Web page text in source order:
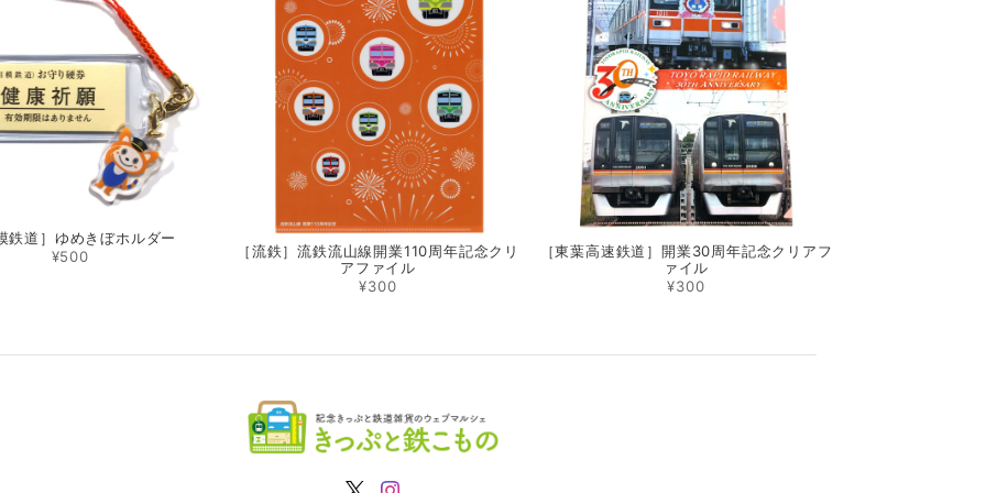
鉄道］ゆめきぼホルダー
¥500
［流鉄］流鉄流山線開業110周年記念クリ
アファイル
¥300
［東葉高速鉄道］開業30周年記念クリアフ
ァイル
¥300